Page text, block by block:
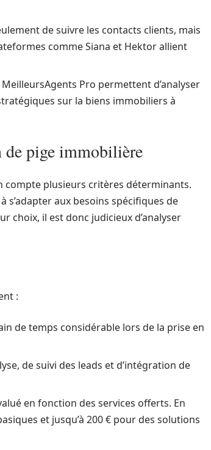
de suivre les contacts clients, mais
comme Siana et Hektor allient
Pro permettent d’analyser
sur la biens immobiliers à
pige immobilière
compte plusieurs critères déterminants.
s’adapter aux besoins spécifiques de
choix, il est donc judicieux d’analyser
:
de temps considérable lors de la prise en
de suivi des leads et d’intégration de
en fonction des services offerts. En
et jusqu’à 200 € pour des solutions